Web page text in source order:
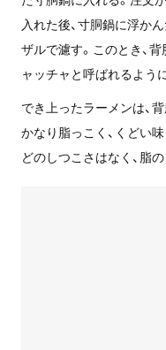
入れた後、寸胴鍋に浮か
ザルで濾す。このとき、
ャッチャと呼ばれるよう
でき上ったラーメンは、
かなり脂っこく、くどい
どのしつこさはなく、脂